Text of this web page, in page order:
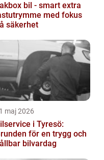
bil - smart extra
med fokus
säkerhet
maj 2026
i Tyresö:
för en trygg och
bilvardag